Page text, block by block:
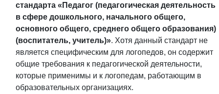
стандарта «Педагог (педагогическая деятельность
в сфере дошкольного, начального общего,
основного общего, среднего общего образования)
(воспитатель, учитель)». Хотя данный стандарт не
является специфическим для логопедов, он содержит
общие требования к педагогической деятельности,
которые применимы и к логопедам, работающим в
образовательных организациях.